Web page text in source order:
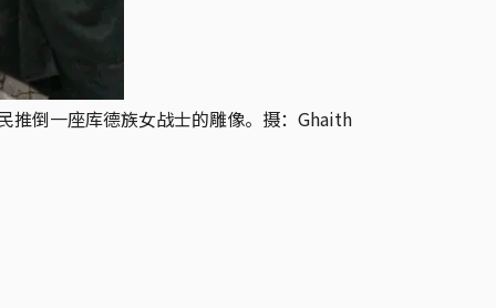
推倒一座库德族女战士的雕像。摄：Ghaith